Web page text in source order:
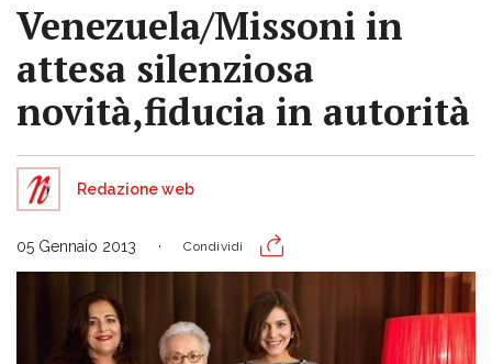
Venezuela/Missoni in
attesa silenziosa
novità,fiducia in autorità
Redazione web
05 Gennaio 2013 Condividi